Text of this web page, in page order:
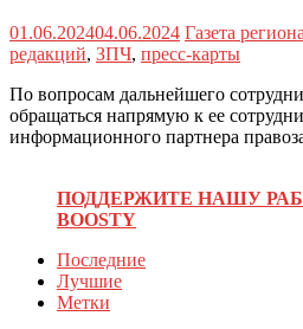
01.06.202404.06.2024 Газета
редакций, ЗПЧ, пресс-карты
По вопросам дальнейшего
обращаться напрямую к ее
информационного партнера
ПОДДЕРЖИТЕ НАШУ
BOOSTY
Последние
Лучшие
Метки